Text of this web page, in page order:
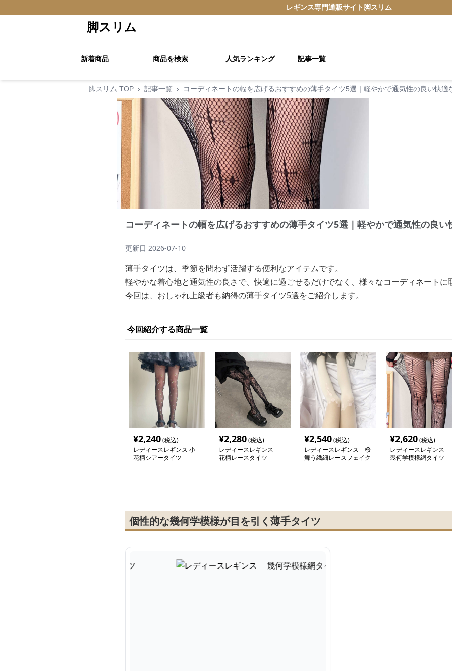
レギンス専門通販サイト 脚スリム
脚スリム
新着商品 商品を検索 人気ランキング 記事一覧
脚スリム TOP › 記事一覧 › コーディネートの幅を広げるおすすめの薄手タイツ5選｜軽やかで通気性の良い快適
コーディネートの幅を広げるおすすめの薄手タイツ5選｜軽やかで通気性の良い
更新日 2026-07-10
薄手タイツは、季節を問わず活躍する便利なアイテムです。
軽やかな着心地と通気性の良さで、快適に過ごせるだけでなく、様々なコーディネート
今回は、おしゃれ上級者も納得の薄手タイツ5選をご紹介します。
今回紹介する商品一覧
¥2,240(税込)
レディースレギンス 小
花柄シアータイツ
¥2,280(税込)
レディースレギンス
花柄レースタイツ
¥2,540(税込)
レディースレギンス 桜
舞う繊細レースフェイク
¥2,620(税込)
レディースレギンス
幾何学模様網タイツ
個性的な幾何学模様が目を引く薄手タイツ